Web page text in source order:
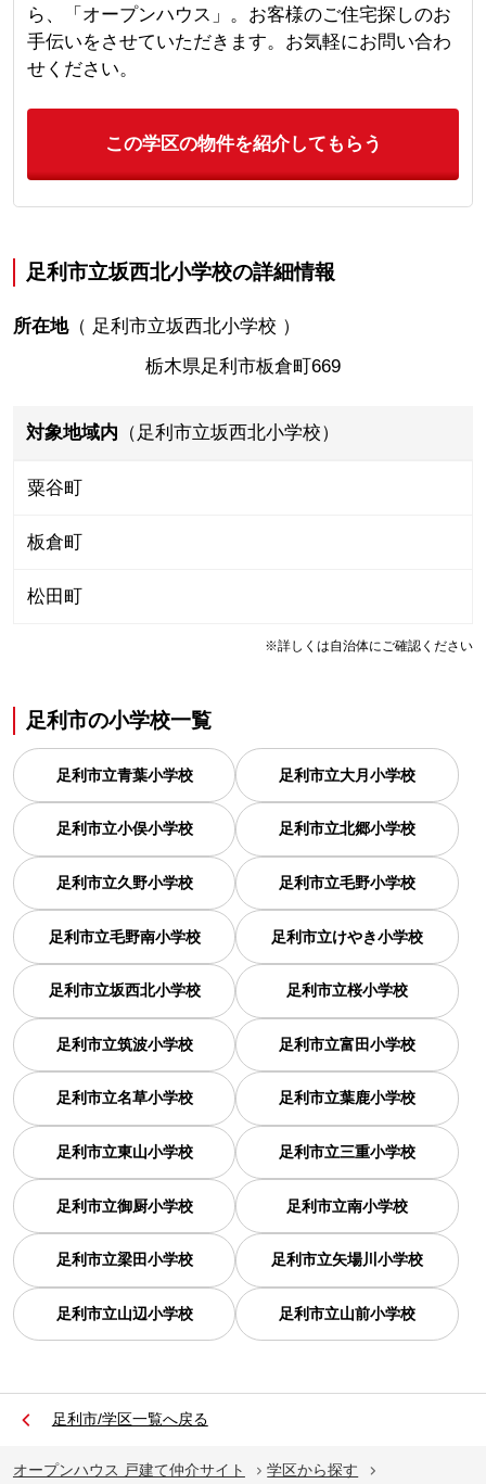
ら、「オープンハウス」。お客様のご住宅探しのお
手伝いをさせていただきます。お気軽にお問い合わ
せください。
この学区の物件を紹介してもらう
足利市立坂西北小学校の詳細情報
所在地（ 足利市立坂西北小学校 ）
栃木県足利市板倉町669
対象地域内 （足利市立坂西北小学校）
粟谷町
板倉町
松田町
※詳しくは自治体にご確認ください
足利市の小学校一覧
足利市立青葉小学校 足利市立大月小学校
足利市立小俣小学校 足利市立北郷小学校
足利市立久野小学校 足利市立毛野小学校
足利市立毛野南小学校 足利市立けやき小学校
足利市立坂西北小学校 足利市立桜小学校
足利市立筑波小学校 足利市立富田小学校
足利市立名草小学校 足利市立葉鹿小学校
足利市立東山小学校 足利市立三重小学校
足利市立御厨小学校 足利市立南小学校
足利市立梁田小学校 足利市立矢場川小学校
足利市立山辺小学校 足利市立山前小学校
足利市/学区一覧へ戻る
オープンハウス 戸建て仲介サイト
学区から探す